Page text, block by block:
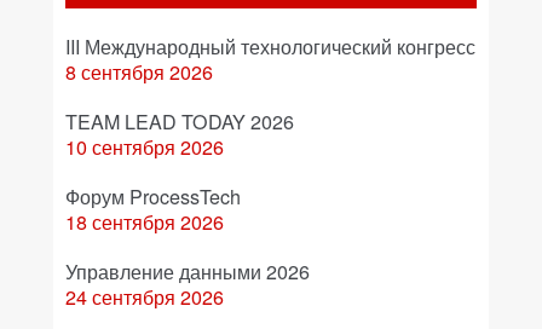
III Международный технологический конгресс
8 сентября 2026
TEAM LEAD TODAY 2026
10 сентября 2026
Форум ProcessTech
18 сентября 2026
Управление данными 2026
24 сентября 2026